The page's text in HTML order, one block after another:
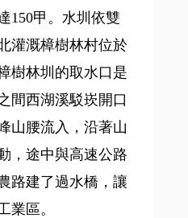
150甲。水圳依雙
灌溉樟樹林村位於
樹林圳的取水口是
間西湖溪駁崁開口
山腰流入，沿著山
，途中與高速公路
路建了過水橋，讓
業區。